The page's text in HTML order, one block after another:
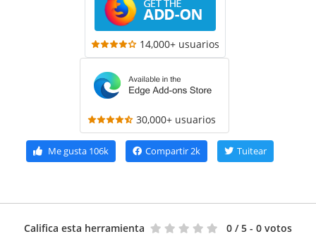
14,000+ usuarios
30,000+ usuarios
Me gusta106k Compartir2k Tuitear
Califica esta herramienta 0 / 5 - 0 votos